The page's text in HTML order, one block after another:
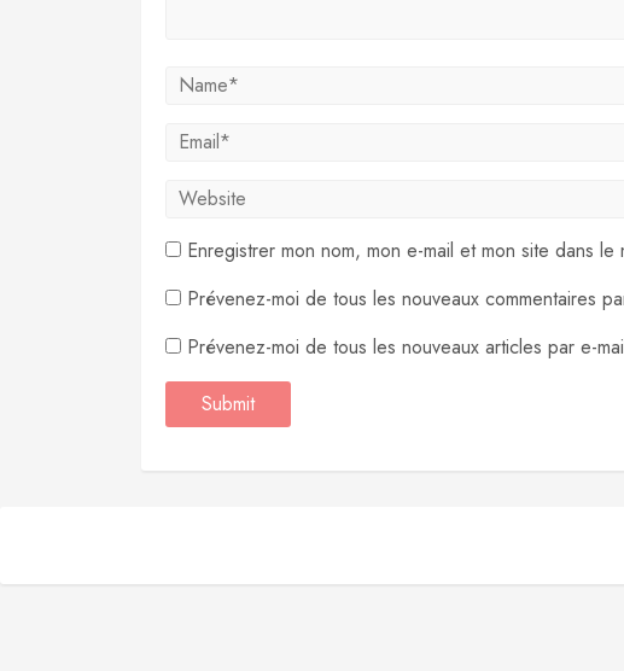
Enregistrer mon nom, mon e-mail et mon site dans
Prévenez-moi de tous les nouveaux commentaires
Prévenez-moi de tous les nouveaux articles par e-